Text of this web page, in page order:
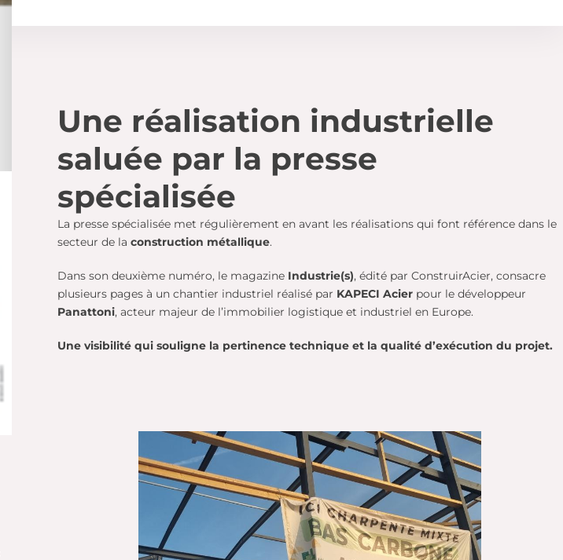
Une réalisation industrielle
saluée par la presse
spécialisée
La presse spécialisée met régulièrement en avant les réalisations qui font référence dans le
secteur de la construction métallique.
Dans son deuxième numéro, le magazineIndustrie(s), édité par ConstruirAcier, consacre
plusieurs pages à un chantier industriel réalisé par KAPECI Acierpour le développeur
Panattoni, acteur majeur de l’immobilier logistique et industriel en Europe.
Une visibilité qui souligne la pertinence technique et la qualité d’exécution du projet.